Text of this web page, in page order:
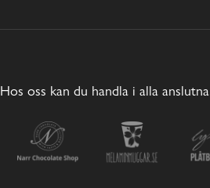
Hos oss kan du handla i alla